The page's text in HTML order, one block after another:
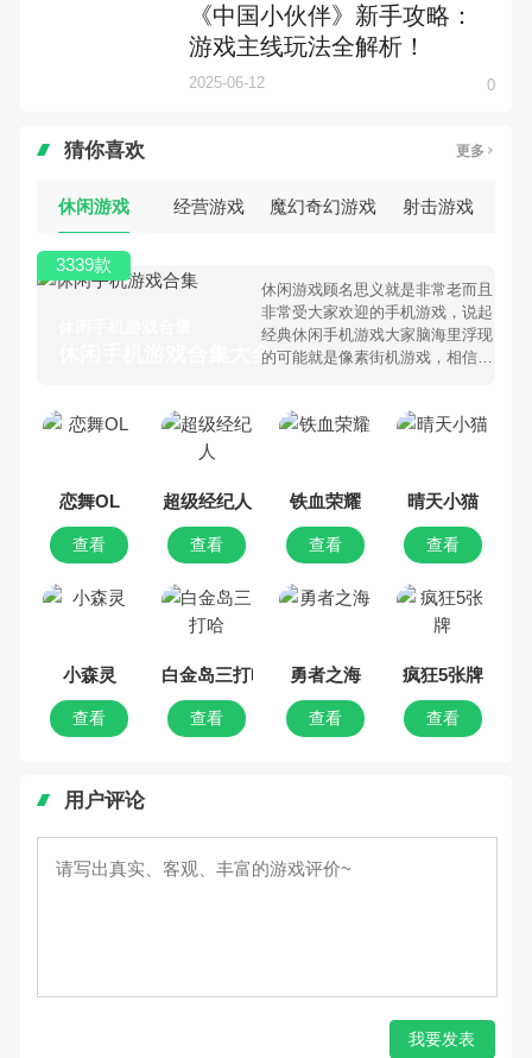
《中国小伙伴》新手攻略：
游戏主线玩法全解析！
2025-06-12 0
猜你喜欢 更多
休闲游戏 经营游戏 魔幻奇幻游戏 射击游戏
休闲手机游戏合集大全 >
休闲游戏顾名思义就是非常老而且
非常受大家欢迎的手机游戏，说起
经典休闲手机游戏大家脑海里浮现
的可能就是像素街机游戏，相信很
闲手机游戏有哪些呢？游戏今天，
集，欢迎大家前来选择下载体验
3339款
恋舞OL
查看
超级经纪人
查看
铁血荣耀
查看
晴天小猫
查看
小森灵
查看
白金岛三打哈
查看
勇者之海
查看
疯狂5张牌
查看
用户评论
我要发表